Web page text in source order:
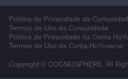
Política de Privacidade da
Termos de Uso da Comunidade
Política de Privacidade da Conta
Termos de Uso da Conta HoYoverse
Copyright © COGNOSPHERE. All